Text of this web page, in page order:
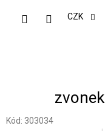
CZK
Kód: 303034